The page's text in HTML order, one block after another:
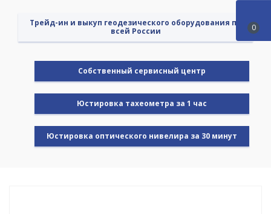
Трейд-ин и выкуп геодезического оборудования по
всей России
Cобственный сервисный центр
Юстировка тахеометра за 1 час
Юстировка оптического нивелира за 30 минут
0